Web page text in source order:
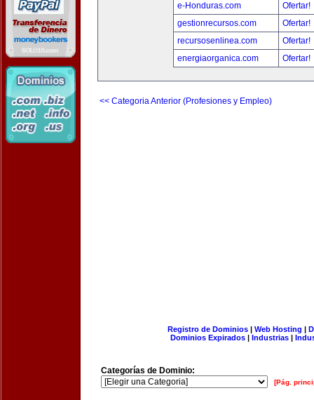
e-Honduras.com
Ofertar!
gestionrecursos.com
Ofertar!
recursosenlinea.com
Ofertar!
energiaorganica.com
Ofertar!
<< Categoria Anterior (Profesiones y Empleo)
Registro de Dominios| Web Hosting |
Dominios Expirados | Industrias |
Categorías de Dominio:
[Pág.